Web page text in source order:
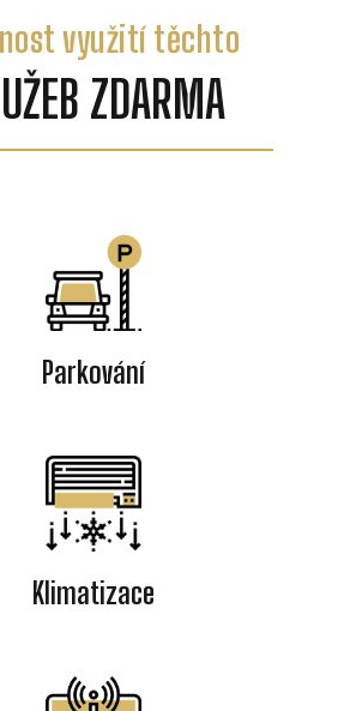
využití těchto
ZDARMA
Parkování
Klimatizace